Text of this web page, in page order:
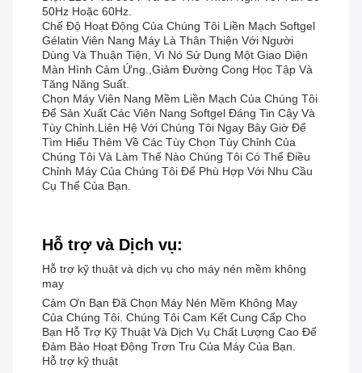
50Hz Hoặc 60Hz.
Chế Độ Hoạt Động Của Chúng Tôi Liền Mạch Softgel
Gélatin Viên Nang Máy Là Thân Thiện Với Người
Dùng Và Thuận Tiện, Vì Nó Sử Dụng Một Giao Diện
Màn Hình Cảm Ứng.,giảm Đường Cong Học Tập Và
Tăng Năng Suất.
Chọn Máy Viên Nang Mềm Liền Mạch Của Chúng Tôi
Để Sản Xuất Các Viên Nang Softgel Đáng Tin Cậy Và
Tùy Chỉnh.Liên Hệ Với Chúng Tôi Ngay Bây Giờ Để
Tìm Hiểu Thêm Về Các Tùy Chọn Tùy Chỉnh Của
Chúng Tôi Và Làm Thế Nào Chúng Tôi Có Thể Điều
Chỉnh Máy Của Chúng Tôi Để Phù Hợp Với Nhu Cầu
Cụ Thể Của Bạn.
Hỗ trợ và Dịch vụ:
Hỗ trợ kỹ thuật và dịch vụ cho máy nén mềm không
may
Cảm Ơn Bạn Đã Chọn Máy Nén Mềm Không May
Của Chúng Tôi. Chúng Tôi Cam Kết Cung Cấp Cho
Bạn Hỗ Trợ Kỹ Thuật Và Dịch Vụ Chất Lượng Cao Để
Đảm Bảo Hoạt Động Trơn Tru Của Máy Của Bạn.
Hỗ trợ kỹ thuật